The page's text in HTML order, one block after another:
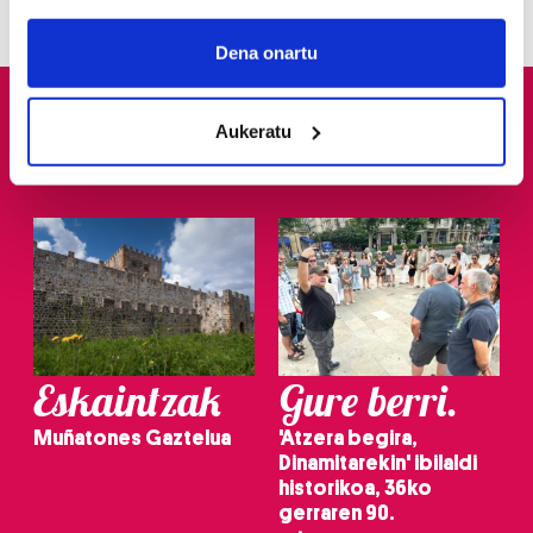
If you allow, we would also like to:
Collect information about your geographical
meters
Identify your device by actively scanning it for
specific characteristics (fingerprinting)
and set your preferences in thedetails section.
Guk eta gure bazkideek zure datu pertsonalak
prozesatzen ditugu, zure IP zenbakia, besteak beste,
teknologia erabiliz, cookieak adibidez, iragarki eta eduki
pertsonalizatuak eskaintzeko, iragarkiak eta edukia
neurtzeko, jendeari buruzko informazioa biltzeko eta
produktuak garatzeko. Zure datuak nork eta zertarako
erabiltzen dituen hauta dezakezu.
Bazkide batzuek ez dizute baimenik eskatzen, eta beren
Dena onartu
Aukeratu
Eskaintzak
Muñatones Gaztelua
Gure berri.
'Atzera begira,
Dinamitarekin' ibilaldi
historikoa, 36ko
gerraren 90.